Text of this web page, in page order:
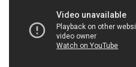
Construcţii,
Gospodărie
Comunală